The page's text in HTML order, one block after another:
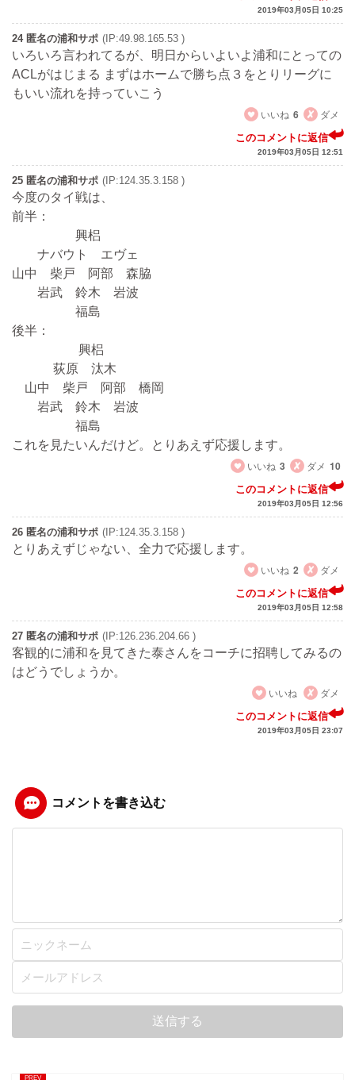
2019年03月05日 10:25
24 匿名の浦和サポ (IP:49.98.165.53 )
いろいろ言われてるが、明日からいよいよ浦和にとっての
ACLがはじまる まずはホームで勝ち点３をとりリーグに
もいい流れを持っていこう
いいね 6 ダメ
このコメントに返信
2019年03月05日 12:51
25 匿名の浦和サポ (IP:124.35.3.158 )
今度のタイ戦は、
前半：
興梠
ナバウト エヴェ
山中 柴戸 阿部 森脇
岩武 鈴木 岩波
福島
後半：
興梠
荻原 汰木
山中 柴戸 阿部 橋岡
岩武 鈴木 岩波
福島
これを見たいんだけど。とりあえず応援します。
いいね 3 ダメ 10
このコメントに返信
2019年03月05日 12:56
26 匿名の浦和サポ (IP:124.35.3.158 )
とりあえずじゃない、全力で応援します。
いいね 2 ダメ
このコメントに返信
2019年03月05日 12:58
27 匿名の浦和サポ (IP:126.236.204.66 )
客観的に浦和を見てきた泰さんをコーチに招聘してみるの
はどうでしょうか。
いいね
ダメ
このコメントに返信
2019年03月05日 23:07
コメントを書き込む